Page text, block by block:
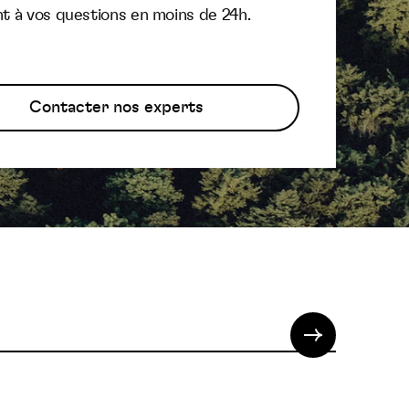
à vos questions en moins de 24h.
Contacter nos experts